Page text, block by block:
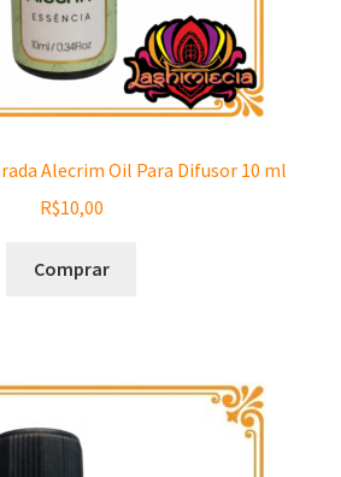
Alecrim Oil Para Difusor 10 ml
R$10,00
Comprar